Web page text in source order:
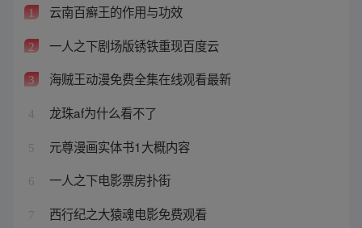
1 云南百癣王的作用与功效
2 一人之下剧场版锈铁重现百度云
3 海贼王动漫免费全集在线观看最新
4 龙珠af为什么看不了
5 元尊漫画实体书1大概内容
6 一人之下电影票房扑街
7 西行纪之大猿魂电影免费观看